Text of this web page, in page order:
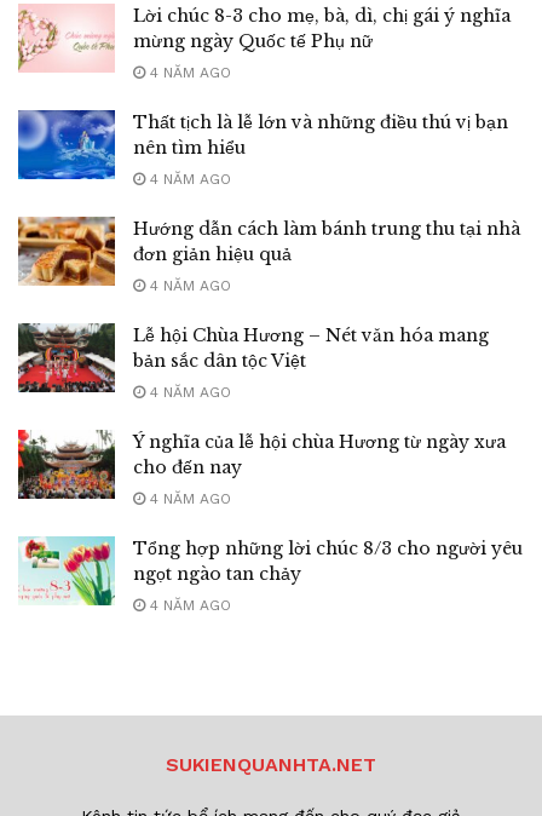
Lời chúc 8-3 cho mẹ, bà, dì, chị gái ý nghĩa
mừng ngày Quốc tế Phụ nữ
4 NĂM AGO
Thất tịch là lễ lớn và những điều thú vị bạn
nên tìm hiểu
4 NĂM AGO
Hướng dẫn cách làm bánh trung thu tại nhà
đơn giản hiệu quả
4 NĂM AGO
Lễ hội Chùa Hương – Nét văn hóa mang
bản sắc dân tộc Việt
4 NĂM AGO
Ý nghĩa của lễ hội chùa Hương từ ngày xưa
cho đến nay
4 NĂM AGO
Tổng hợp những lời chúc 8/3 cho người yêu
ngọt ngào tan chảy
4 NĂM AGO
SUKIENQUANHTA.NET